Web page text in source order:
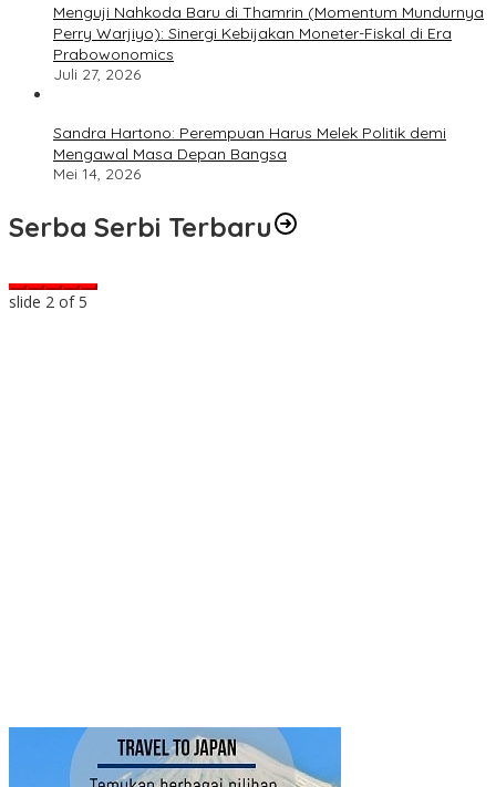
​Menguji Nahkoda Baru di Thamrin (Momentum Mundurnya
Perry Warjiyo): Sinergi Kebijakan Moneter-Fiskal di Era
Prabowonomics
Juli 27, 2026
Sandra Hartono: Perempuan Harus Melek Politik demi
Mengawal Masa Depan Bangsa
Mei 14, 2026
Serba Serbi Terbaru
slide 2 of 5